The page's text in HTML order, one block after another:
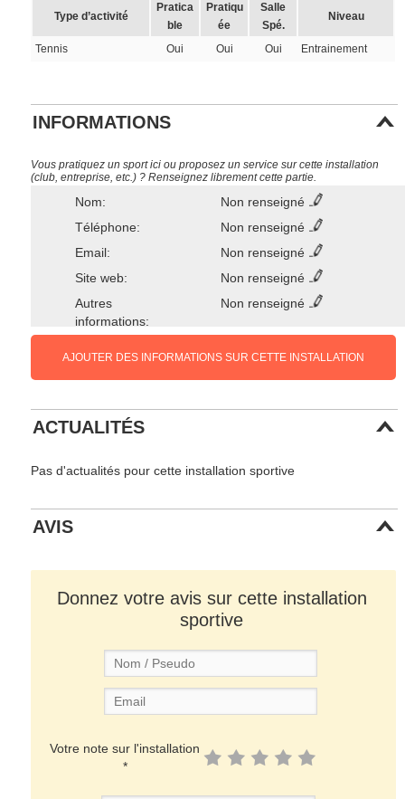
Type d’activité
Pratica
ble
Pratiqu
ée
Salle
Spé.
Niveau
Tennis Oui Oui Oui Entrainement
INFORMATIONS
Vous pratiquez un sport ici ou proposez un service sur cette installation
(club, entreprise, etc.) ? Renseignez librement cette partie.
Nom:
Non renseigné
Téléphone:
Non renseigné
Email:
Non renseigné
Site web:
Non renseigné
Autres
informations:
Non renseigné
AJOUTER DES INFORMATIONS SUR CETTE INSTALLATION
ACTUALITÉS
Pas d'actualités pour cette installation sportive
AVIS
Donnez votre avis sur cette installation
sportive
Votre note sur l'installation
*